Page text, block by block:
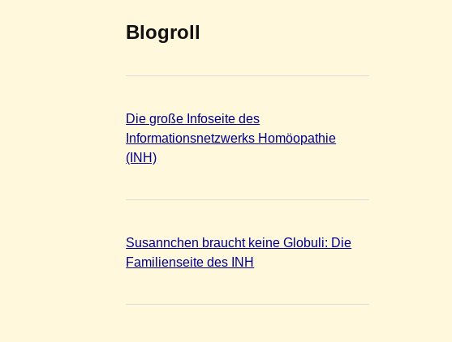
Blogroll
Die große Infoseite des
Informationsnetzwerks Homöopathie
(INH)
Susannchen braucht keine Globuli: Die
Familienseite des INH